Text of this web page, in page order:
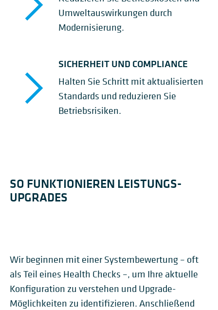
Umweltauswirkungen durch
Modernisierung.
SICHERHEIT UND COMPLIANCE
Halten Sie Schritt mit aktualisierten
Standards und reduzieren Sie
Betriebsrisiken.
SO FUNKTIONIEREN LEISTUNGS-
UPGRADES
Wir beginnen mit einer Systembewertung – oft
als Teil eines Health Checks –, um Ihre aktuelle
Konfiguration zu verstehen und Upgrade-
Möglichkeiten zu identifizieren. Anschließend